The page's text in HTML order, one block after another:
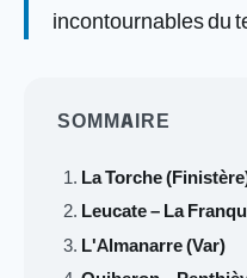
incontournables du
SOMMAIRE
La Torche
Leucate – La
L'Almanarre (Var)